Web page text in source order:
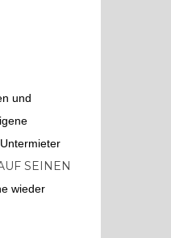
und
SEINEN
wieder